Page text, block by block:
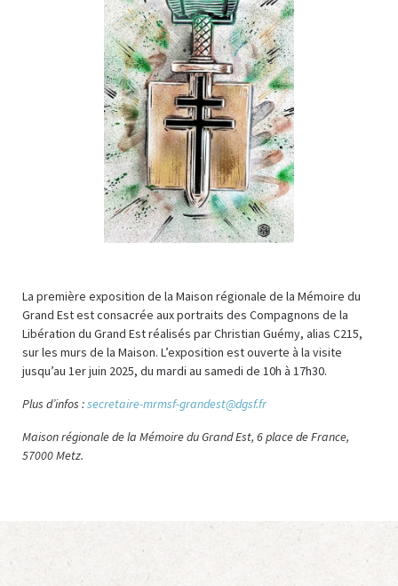
La première exposition de la Maison régionale de la Mémoire du
Grand Est est consacrée aux portraits des Compagnons de la
Libération du Grand Est réalisés par Christian Guémy, alias C215,
sur les murs de la Maison. L’exposition est ouverte à la visite
jusqu’au 1er juin 2025, du mardi au samedi de 10h à 17h30.
Plus d’infos :secretaire-mrmsf-grandest@dgsf.fr
Maison régionale de la Mémoire du Grand Est, 6 place de France,
57000 Metz.